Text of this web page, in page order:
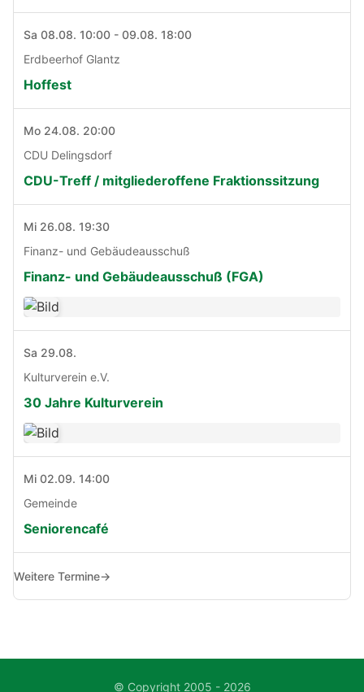
Sa 08.08. 10:00 - 09.08. 18:00
Erdbeerhof Glantz
Hoffest
Mo 24.08. 20:00
CDU Delingsdorf
CDU-Treff / mitgliederoffene Fraktionssitzung
Mi 26.08. 19:30
Finanz- und Gebäudeausschuß
Finanz- und Gebäudeausschuß (FGA)
Sa 29.08.
Kulturverein e.V.
30 Jahre Kulturverein
Mi 02.09. 14:00
Gemeinde
Seniorencafé
Weitere Termine→
© Copyright 2005 - 2026